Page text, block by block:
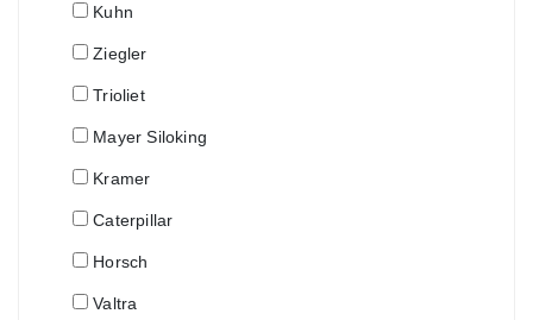
Kuhn
Ziegler
Trioliet
Mayer Siloking
Kramer
Caterpillar
Horsch
Valtra